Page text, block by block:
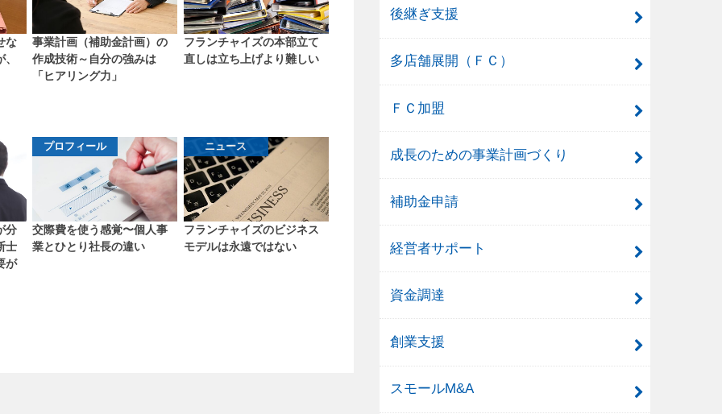
な
事業計画（補助金計画）の
作成技術～自分の強みは
「ヒアリング力」
フランチャイズの本部立て
直しは立ち上げより難しい
分
士
が
プロフィール
交際費を使う感覚〜個人事
業とひとり社長の違い
ニュース
フランチャイズのビジネス
モデルは永遠ではない
後継ぎ支援
多店舗展開（ＦＣ）
ＦＣ加盟
成長のための事業計画づくり
補助金申請
経営者サポート
資金調達
創業支援
スモールM&A